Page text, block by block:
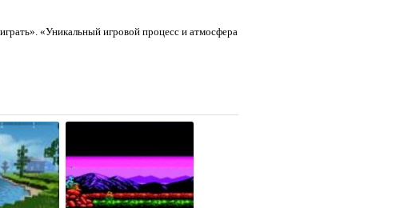
«Уникальный игровой процесс и атмосфера